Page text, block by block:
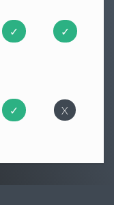
✓ ✓
✓ X